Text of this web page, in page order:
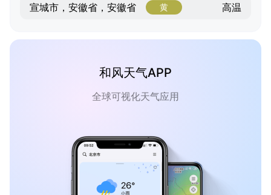
宣城市，安徽省，安徽省 黄 高温
和风天气APP
全球可视化天气应用